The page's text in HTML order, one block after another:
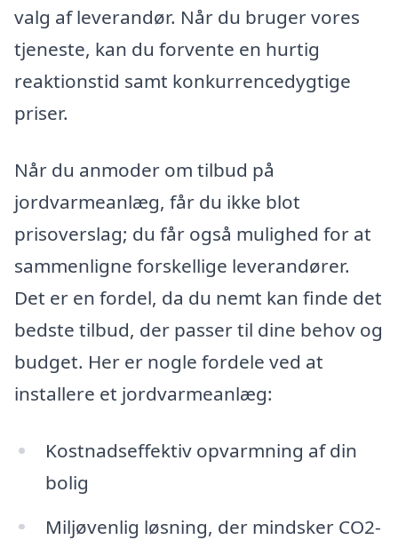
valg af leverandør. Når du bruger vores
tjeneste, kan du forvente en hurtig
reaktionstid samt konkurrencedygtige
priser.
Når du anmoder om tilbud på
jordvarmeanlæg, får du ikke blot
prisoverslag; du får også mulighed for at
sammenligne forskellige leverandører.
Det er en fordel, da du nemt kan finde det
bedste tilbud, der passer til dine behov og
budget. Her er nogle fordele ved at
installere et jordvarmeanlæg:
Kostnadseffektiv opvarmning af din
bolig
Miljøvenlig løsning, der mindsker CO2-